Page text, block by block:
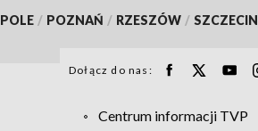
/ POZNAŃ / RZESZÓW / SZCZECIN
Dołącz do nas:
Centrum informacji TVP